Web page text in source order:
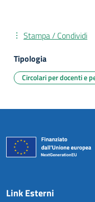
Stampa / Condividi
Tipologia
Circolari per docenti e
Link Esterni